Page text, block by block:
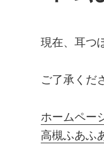
現在、耳つ
ご了承くだ
ホームペー
高槻ふあふ